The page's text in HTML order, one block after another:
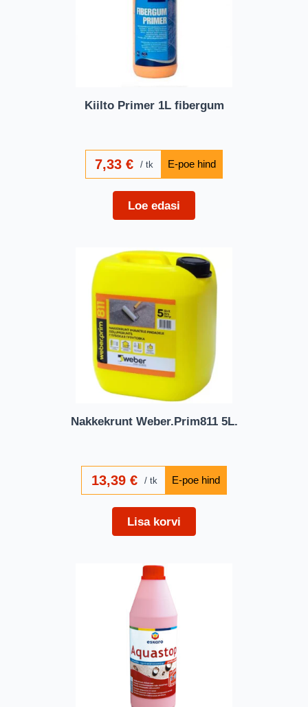
Kiilto Primer 1L fibergum
7,33€ tk
Loe edasi
Nakkekrunt Weber.Prim811 5L.
13,39 € tk
Lisa korvi